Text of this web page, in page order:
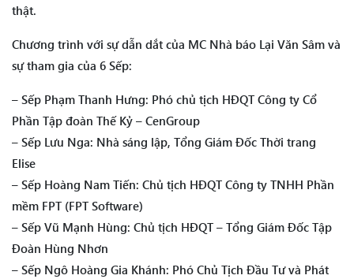
thật.
Chương trình với sự dẫn dắt của MC Nhà báo Lại Văn Sâm và
sự tham gia của 6 Sếp:
– Sếp Phạm Thanh Hưng: Phó chủ tịch HĐQT Công ty Cổ
Phần Tập đoàn Thế Kỷ – CenGroup
– Sếp Lưu Nga: Nhà sáng lập, Tổng Giám Đốc Thời trang
Elise
– Sếp Hoàng Nam Tiến: Chủ tịch HĐQT Công ty TNHH Phần
mềm FPT (FPT Software)
– Sếp Vũ Mạnh Hùng: Chủ tịch HĐQT – Tổng Giám Đốc Tập
Đoàn Hùng Nhơn
– Sếp Ngô Hoàng Gia Khánh: Phó Chủ Tịch Đầu Tư và Phát